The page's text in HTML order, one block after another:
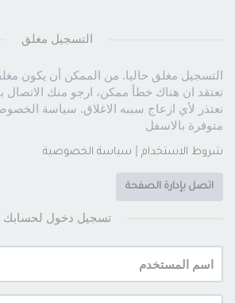
التسجيل مغلق
التسجيل مغلق حاليا. من الممكن أن يكون
تعتقد ان هناك خطأ ممكن، ارجو منك الاتصال
نعتذر لأي ازعاج سببه الاغلاق. سياسة
متوفرة بالاسفل
شروط الاستخدام | سياسة الخصوصية
اتصل بإدارة الصفحة
تسجيل دخول لحسابك
اسم
المستخدم: